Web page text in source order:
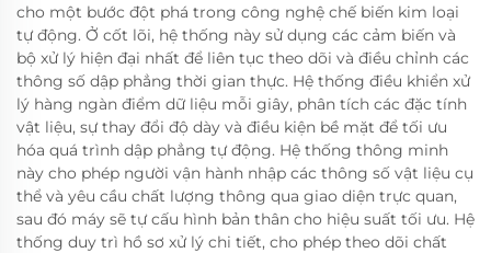
cho một bước đột phá trong công nghệ chế biến kim loại
tự động. Ở cốt lõi, hệ thống này sử dụng các cảm biến và
bộ xử lý hiện đại nhất để liên tục theo dõi và điều chỉnh các
thông số dập phẳng thời gian thực. Hệ thống điều khiển xử
lý hàng ngàn điểm dữ liệu mỗi giây, phân tích các đặc tính
vật liệu, sự thay đổi độ dày và điều kiện bề mặt để tối ưu
hóa quá trình dập phẳng tự động. Hệ thống thông minh
này cho phép người vận hành nhập các thông số vật liệu cụ
thể và yêu cầu chất lượng thông qua giao diện trực quan,
sau đó máy sẽ tự cấu hình bản thân cho hiệu suất tối ưu. Hệ
thống duy trì hồ sơ xử lý chi tiết, cho phép theo dõi chất